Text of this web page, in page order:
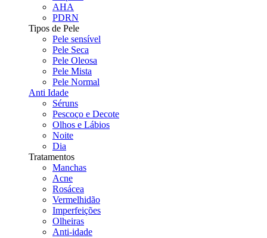
AHA
PDRN
Tipos de Pele
Pele sensível
Pele Seca
Pele Oleosa
Pele Mista
Pele Normal
Anti Idade
Séruns
Pescoço e Decote
Olhos e Lábios
Noite
Dia
Tratamentos
Manchas
Acne
Rosácea
Vermelhidão
Imperfeições
Olheiras
Anti-idade